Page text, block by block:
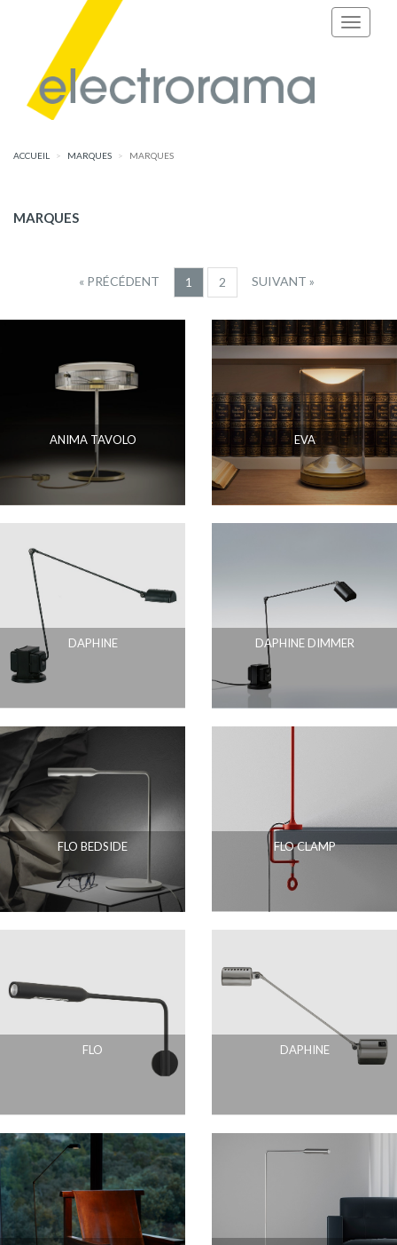
ACCUEIL MARQUES MARQUES
MARQUES
« PRÉCÉDENT 1 2 SUIVANT »
ANIMA TAVOLO EVA
DAPHINE DAPHINE DIMMER
FLO BEDSIDE FLO CLAMP
FLO DAPHINE